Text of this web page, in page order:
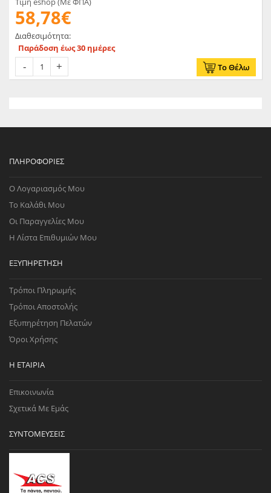
58,78€
Διαθεσιμότητα:
Παράδοση έως 30 ημέρες
Το Θέλω
ΠΛΗΡΟΦΟΡΊΕΣ
Ο Λογαριασμός Μου
Το Καλάθι Μου
Οι Παραγγελίες Μου
Η Λίστα Επιθυμιών Μου
ΕΞΥΠΗΡΈΤΗΣΗ
Τρόποι Πληρωμής
Τρόποι Αποστολής
Εξυπηρέτηση Πελατών
Όροι Χρήσης
Η ΕΤΑΙΡΊΑ
Επικοινωνία
Σχετικά Με Εμάς
ΣΥΝΤΟΜΕΎΣΕΙΣ